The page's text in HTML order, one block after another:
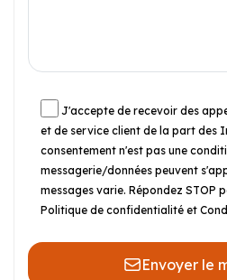
J'accepte de recevoir des
et de service client de la part des
consentement n'est pas une
messagerie/données peuvent
messages varie. Répondez STOP
Politique de confidentialité et
Envoyer le